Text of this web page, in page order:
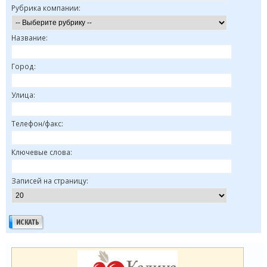
Рубрика компании:
Название:
Город:
Улица:
Телефон/факс:
Ключевые слова:
Записей на страницу: